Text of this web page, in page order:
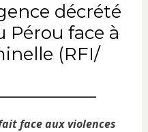
décrété
Pérou face à
(RFI/
face aux violences